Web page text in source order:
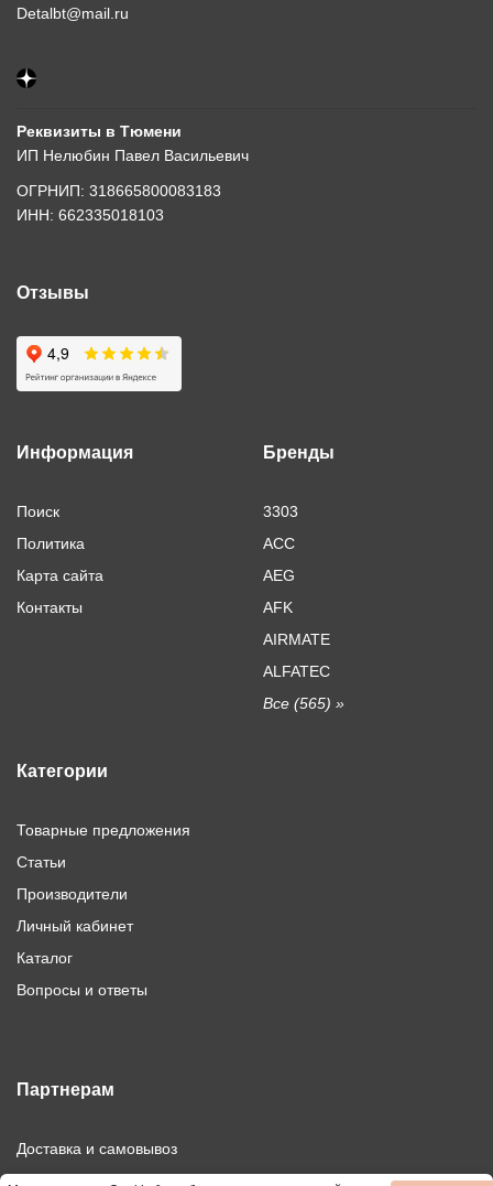
Detalbt@mail.ru
Реквизиты в Тюмени
ИП Нелюбин Павел Васильевич
ОГРНИП: 318665800083183
ИНН: 662335018103
Отзывы
Информация
Поиск
Политика
Карта сайта
Контакты
Бренды
3303
ACC
AEG
AFK
AIRMATE
ALFATEC
Все (565) »
Категории
Товарные предложения
Статьи
Производители
Личный кабинет
Каталог
Вопросы и ответы
Партнерам
Доставка и самовывоз